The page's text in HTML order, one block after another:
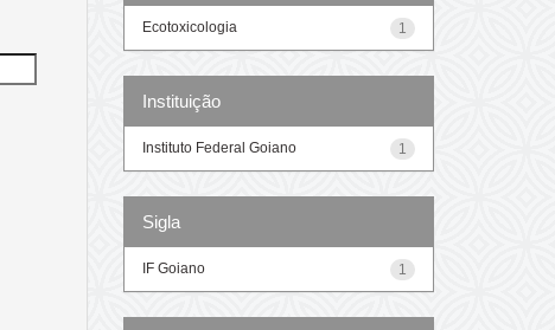
1
Ecotoxicologia
Instituição
1
Instituto Federal Goiano
Sigla
1
IF Goiano